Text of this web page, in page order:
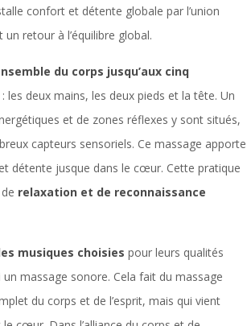
confort et détente globale par l’union
retour à l’équilibre global.
du corps jusqu’aux cinq
les deux mains, les deux pieds et la tête. Un
et de zones réflexes y sont situés,
capteurs sensoriels. Ce massage apporte
détente jusque dans le cœur. Cette pratique
relaxation et de reconnaissance
musiques choisies pour leurs qualités
un massage sonore. Cela fait du massage
du corps et de l’esprit, mais qui vient